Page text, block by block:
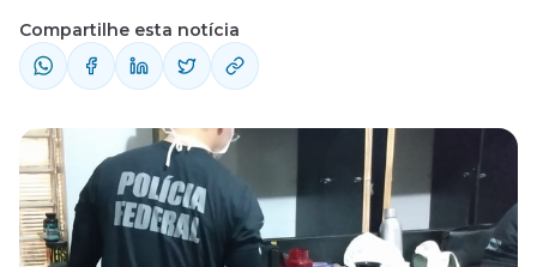
Compartilhe esta notícia